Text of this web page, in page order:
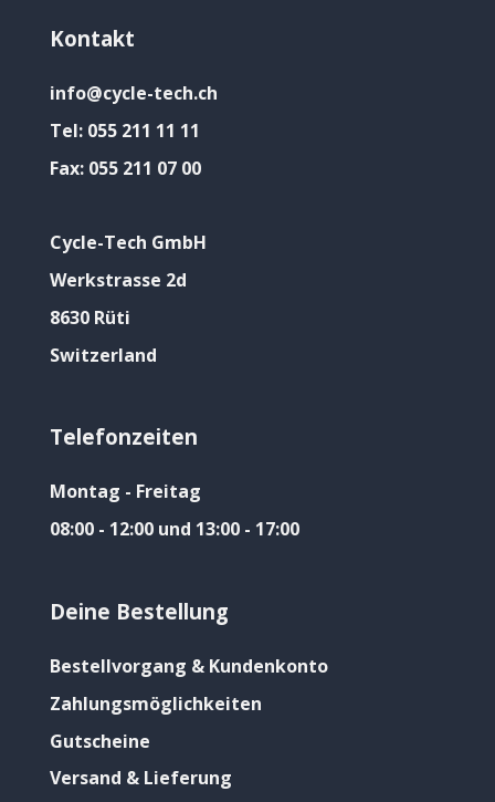
Kontakt
info@cycle-tech.ch
Tel: 055 211 11 11
Fax: 055 211 07 00
Cycle-Tech GmbH
Werkstrasse 2d
8630 Rüti
Switzerland
Telefonzeiten
Montag - Freitag
08:00 - 12:00 und 13:00 - 17:00
Deine Bestellung
Bestellvorgang & Kundenkonto
Zahlungsmöglichkeiten
Gutscheine
Versand & Lieferung